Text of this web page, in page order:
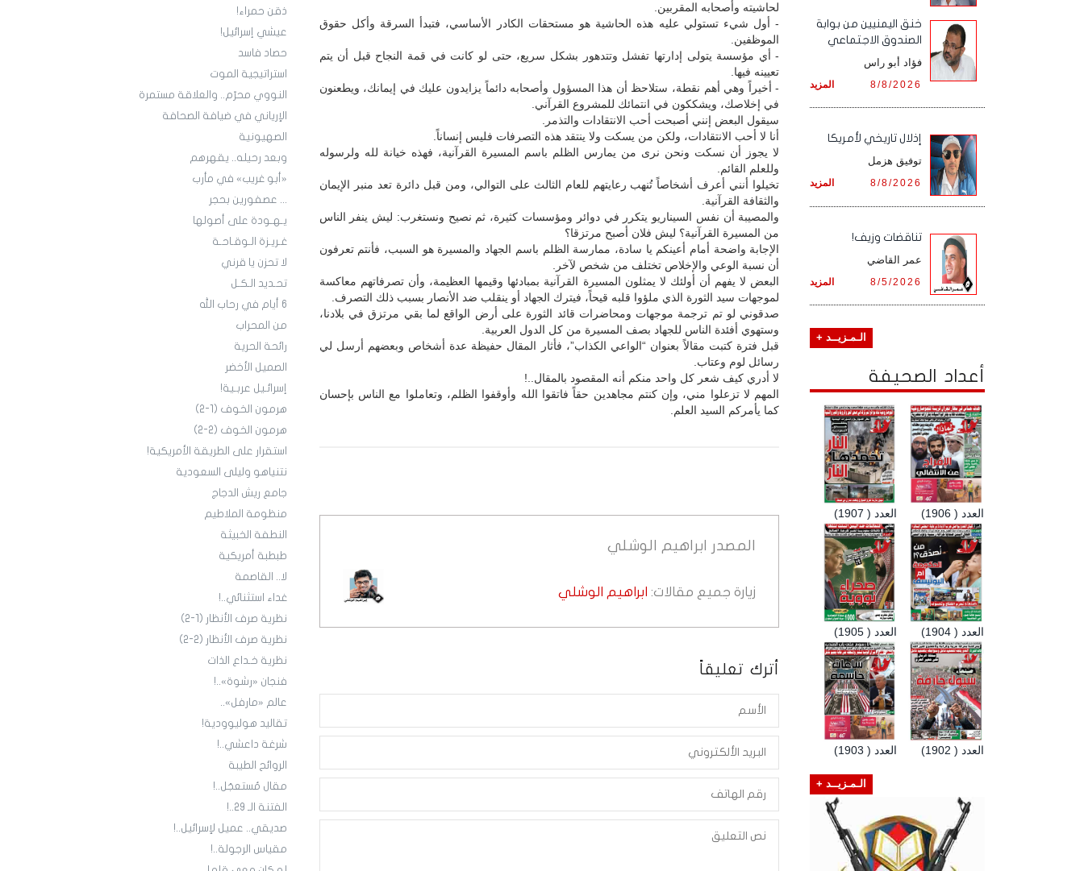
ذقن حمراء!
عيشي إسرائيل!
حصاد فاسد
استراتيجية الموت
النووي محرّم.. والعلاقة مستمرة
الإرياني في ضيافة الصحافة
الصهيونية
وبعد رحيله.. يقهرهم
«أبو غريب» في مأرب
... عصفورين بحجر
يـهـودة على أصولها
غـريـزة الـوقـاحـة
لا تحزن يا قرني
تحـديد الـكـل
6 أيام في رحاب الله
من المحراب
رائحة الحرية
الصميل الأخضر
إسرائـيل عربـية!
هرمون الخوف (1-2)
هرمون الخوف (2-2)
استقرار على الطريقة الأمريكية!
نتنياهو وليلى السعودية
جامع ريش الدجاج
منظومة الملاطيم
النطفة الخبيثة
طبطبة أمريكية
لا.. القاصمة
غداء استثنائي..!
نظرية صرف الأنظار (1-2)
نظرية صرف الأنظار (2-2)
نظرية خـداع الذات
فنجان «رشوة»..!
عالم «مارفل»..
تقاليد هوليوودية!
شرغة داعشي..!
الروائح الطيبة
مقال مُستعجَل..!
الفتنة الـ 29..!
صديقي.. عميل لإسرائيل..!
مقياس الرجولة..!
لحاشيته وأصحابه المقربين.
- أول شيء تستولي عليه هذه الحاشية هو مستحقات الكادر الأساسي، فتبدأ السرقة وأكل حقوق
الموظفين.
- أي مؤسسة يتولى إدارتها تفشل وتتدهور بشكل سريع، حتى لو كانت في قمة النجاح قبل أن يتم
تعيينه فيها.
- أخيراً وهي أهم نقطة، ستلاحظ أن هذا المسؤول وأصحابه دائماً يزايدون عليك في إيمانك، ويطعنون
في إخلاصك، ويشككون في انتمائك للمشروع القرآني.
سيقول البعض إنني أصبحت أحب الانتقادات والتذمر.
أنا لا أحب الانتقادات، ولكن من يسكت ولا ينتقد هذه التصرفات فليس إنساناً.
لا يجوز أن نسكت ونحن نرى من يمارس الظلم باسم المسيرة القرآنية، فهذه خيانة لله ولرسوله
وللعلم القائم.
تخيلوا أنني أعرف أشخاصاً تُنهب رعايتهم للعام الثالث على التوالي، ومن قبل دائرة تعد منبر الإيمان
والثقافة القرآنية.
والمصيبة أن نفس السيناريو يتكرر في دوائر ومؤسسات كثيرة، ثم نصيح ونستغرب: ليش ينفر الناس
من المسيرة القرآنية؟ ليش فلان أصبح مرتزقا؟
الإجابة واضحة أمام أعينكم يا سادة، ممارسة الظلم باسم الجهاد والمسيرة هو السبب، فأنتم تعرفون
أن نسبة الوعي والإخلاص تختلف من شخص لآخر.
البعض لا يفهم أن أولئك لا يمثلون المسيرة القرآنية بمبادئها وقيمها العظيمة، وأن تصرفاتهم معاكسة
لموجهات سيد الثورة الذي ملؤوا قلبه قيحاً، فيترك الجهاد أو ينقلب ضد الأنصار بسبب ذلك التصرف.
صدقوني لو تم ترجمة موجهات ومحاضرات قائد الثورة على أرض الواقع لما بقي مرتزق في بلادنا،
وستهوي أفئدة الناس للجهاد بصف المسيرة من كل الدول العربية.
قبل فترة كتبت مقالاً بعنوان “الواعي الكذاب”، فأثار المقال حفيظة عدة أشخاص وبعضهم أرسل لي
رسائل لوم وعتاب.
لا أدري كيف شعر كل واحد منكم أنه المقصود بالمقال..!
المهم لا تزعلوا مني، وإن كنتم مجاهدين حقاً فاتقوا الله وأوقفوا الظلم، وتعاملوا مع الناس بإحسان
كما يأمركم السيد العلم.
المصدر ابراهيم الوشلي
زيارة جميع مقالات: ابراهيم الوشلي
أترك تعليقاً
خنق اليمنيين من بوابة
الصندوق الاجتماعي
فؤاد أبو راس
المزيد 8/8/2026
إذلال تاريخي لأمريكا
توفيق هزمل
المزيد 8/8/2026
تناقضات وزيف!
عمر القاضي
المزيد 8/5/2026
الـمـزيــد +
أعداد الصحيفة
العدد ( 1907) العدد ( 1906)
العدد ( 1905) العدد ( 1904)
العدد ( 1903) العدد ( 1902)
الـمـزيــد +